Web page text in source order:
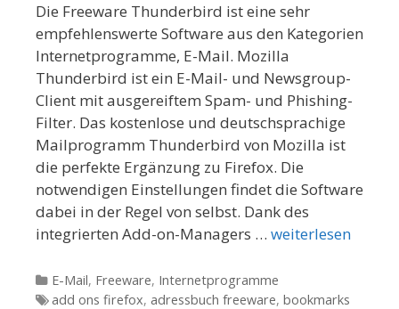
Die Freeware Thunderbird ist eine sehr
empfehlenswerte Software aus den Kategorien
Internetprogramme, E-Mail. Mozilla
Thunderbird ist ein E-Mail- und Newsgroup-
Client mit ausgereiftem Spam- und Phishing-
Filter. Das kostenlose und deutschsprachige
Mailprogramm Thunderbird von Mozilla ist
die perfekte Ergänzung zu Firefox. Die
notwendigen Einstellungen findet die Software
dabei in der Regel von selbst. Dank des
integrierten Add-on-Managers … weiterlesen
Kategorien
E-Mail, Freeware, Internetprogramme
Tags
add ons firefox, adressbuch freeware, bookmarks